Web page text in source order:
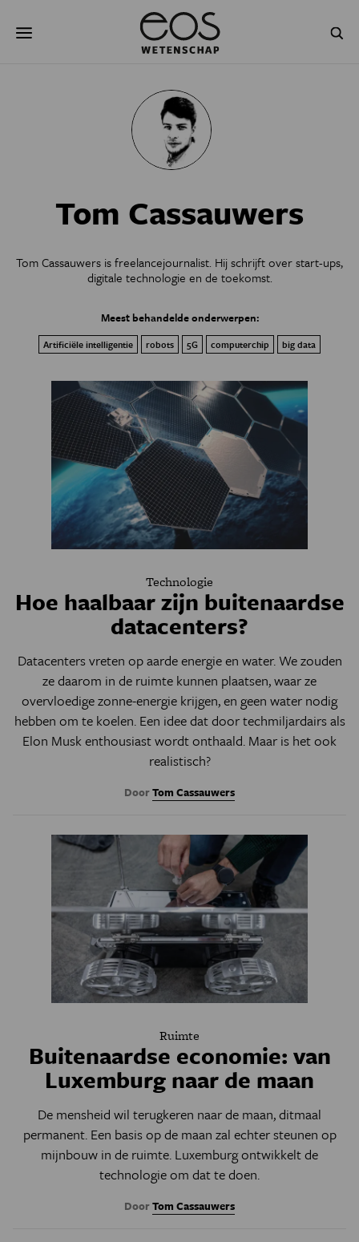
naar
NATUURWETENSCHAPPEN
PSYCHE & BREIN BLOGS
JONGE UITDAGERS
Tom Cassauwers
Tom Cassauwers is freelancejournalist. Hij schrijft over start-ups,
digitale technologie en de toekomst.
Meest behandelde onderwerpen:
Artificiële intelligentie robots 5G computerchip big data
Technologie
Hoe haalbaar zijn buitenaardse
datacenters?
Datacenters vreten op aarde energie en water. We zouden
ze daarom in de ruimte kunnen plaatsen, waar ze
overvloedige zonne-energie krijgen, en geen water nodig
hebben om te koelen. Een idee dat door techmiljardairs als
Elon Musk enthousiast wordt onthaald. Maar is het ook
realistisch?
DoorTom Cassauwers
Ruimte
Buitenaardse economie: van
Luxemburg naar de maan
De mensheid wil terugkeren naar de maan, ditmaal
permanent. Een basis op de maan zal echter steunen op
mijnbouw in de ruimte. Luxemburg ontwikkelt de
technologie om dat te doen.
DoorTom Cassauwers